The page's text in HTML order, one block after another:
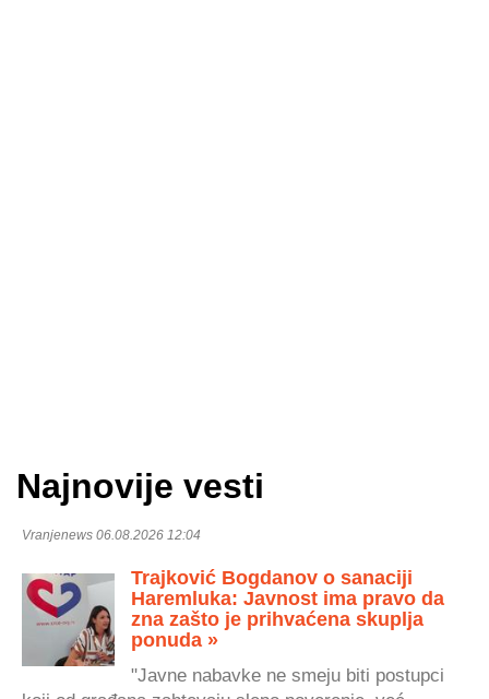
Najnovije vesti
Vranjenews 06.08.2026 12:04
Trajković Bogdanov o sanaciji
Haremluka: Javnost ima pravo da
zna zašto je prihvaćena skuplja
ponuda »
"Javne nabavke ne smeju biti postupci